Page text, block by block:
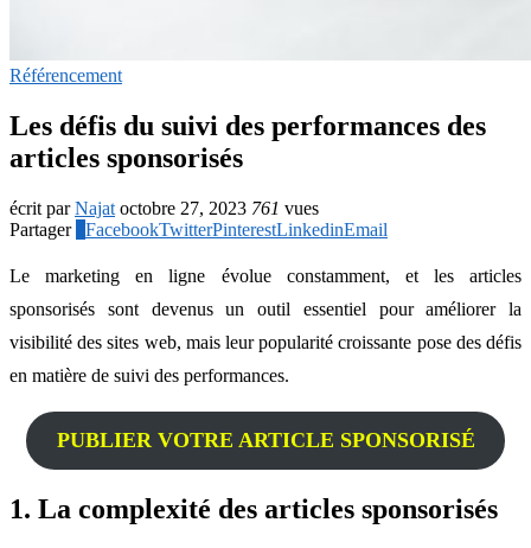
Référencement
Les défis du suivi des performances des
articles sponsorisés
écrit parNajat octobre 27, 2023 761 vues
Partager
FacebookTwitterPinterestLinkedinEmail
Le marketing en ligne évolue constamment, et les articles
sponsorisés sont devenus un outil essentiel pour améliorer la
visibilité des sites web, mais leur popularité croissante pose des défis
en matière de suivi des performances.
PUBLIER VOTRE ARTICLE SPONSORISÉ
1. La complexité des articles sponsorisés